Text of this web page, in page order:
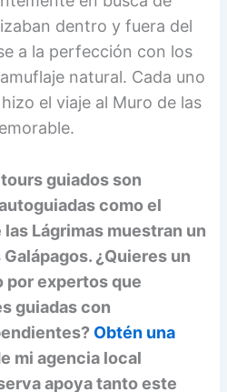
dentro y fuera del
a la perfección con los
natural. Cada uno
el viaje al Muro de las
guiados son
como el
Lágrimas muestran un
¿Quieres un
expertos que
guiadas con
Obtén una
mi agencia local
apoya tanto este